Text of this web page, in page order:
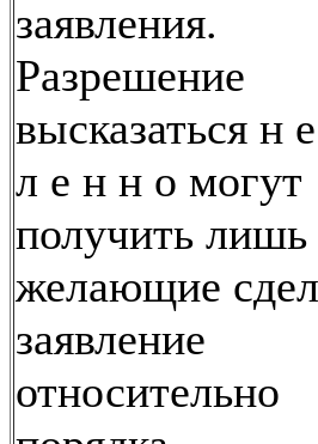
заявления.
Разрешение
высказаться н
л е н н о могут
получить лишь
желающие
заявление
относительно